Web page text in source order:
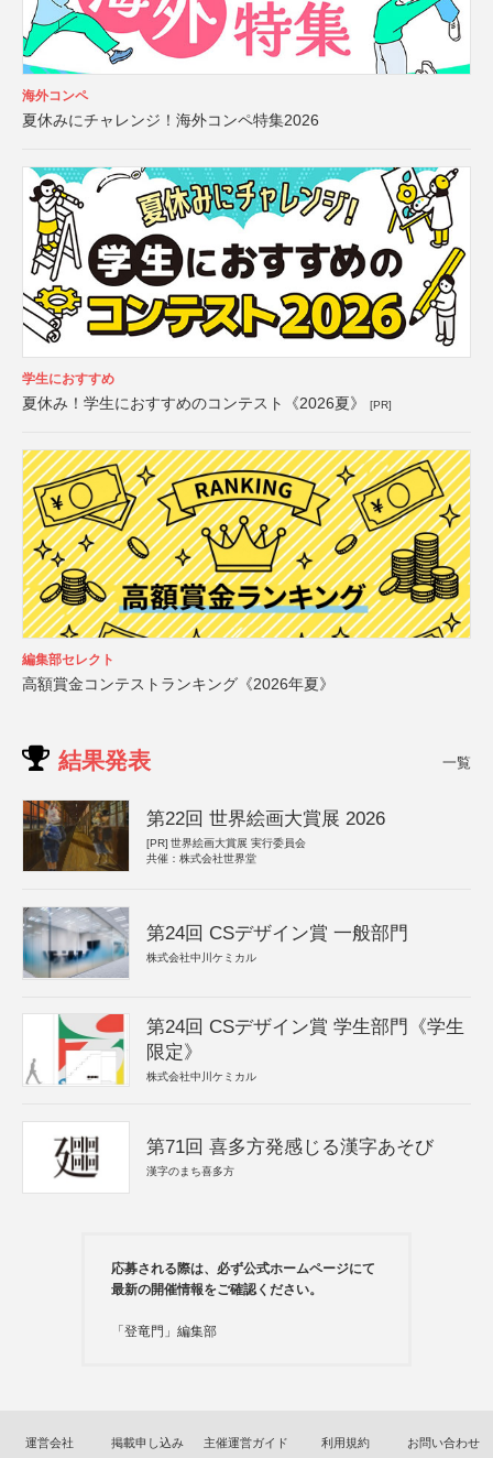
海外コンペ
夏休みにチャレンジ！海外コンペ特集2026
学生におすすめ
夏休み！学生におすすめのコンテスト《2026夏》 [PR]
編集部セレクト
高額賞金コンテストランキング《2026年夏》
結果発表 一覧
第22回 世界絵画大賞展 2026
[PR] 世界絵画大賞展 実行委員会
共催：株式会社世界堂
第24回 CSデザイン賞 一般部門
株式会社中川ケミカル
第24回 CSデザイン賞 学生部門《学生
限定》
株式会社中川ケミカル
第71回 喜多方発感じる漢字あそび
漢字のまち喜多方
応募される際は、必ず公式ホームページにて
最新の開催情報をご確認ください。
「登竜門」編集部
運営会社 掲載申し込み 主催運営ガイド 利用規約 お問い合わせ